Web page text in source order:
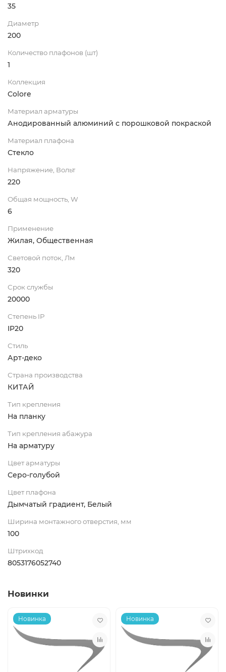
35
Диаметр
200
Количество плафонов (шт)
1
Коллекция
Colore
Материал арматуры
Анодированный алюминий с порошковой покраской
Материал плафона
Стекло
Напряжение, Вольт
220
Общая мощность, W
6
Применение
Жилая, Общественная
Световой поток, Лм
320
Срок службы
20000
Степень IP
IP20
Стиль
Арт-деко
Страна производства
КИТАЙ
Тип крепления
На планку
Тип крепления абажура
На арматуру
Цвет арматуры
Серо-голубой
Цвет плафона
Дымчатый градиент, Белый
Ширина монтажного отверстия, мм
100
Штрихкод
8053176052740
Новинки
Новинка Новинка